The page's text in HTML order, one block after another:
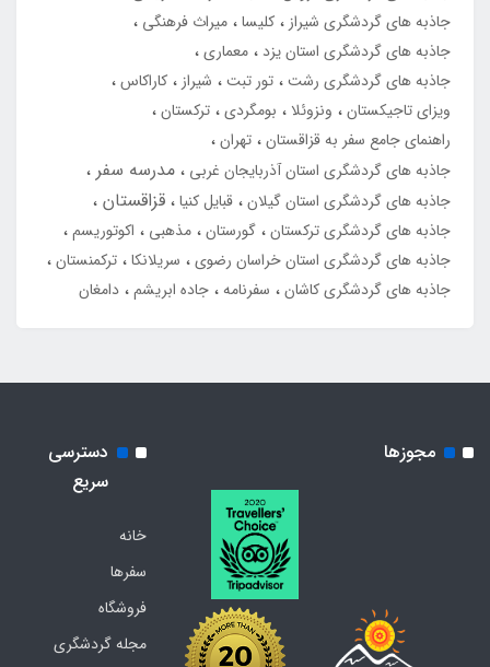
جاذبه های گردشگری شیراز
کلیسا میراث فرهنگی
جاذبه های گردشگری استان یزد
معماری
جاذبه های گردشگری رشت تور تبت شیراز
کاراکاس
ویزای تاجیکستان
ونزوئلا بومگردی ترکستان
راهنمای جامع سفر به قزاقستان تهران
جاذبه های گردشگری استان آذربایجان غربی
مدرسه سفر
جاذبه های گردشگری استان گیلان قبایل کنیا قزاقستان
جاذبه های گردشگری ترکستان گورستان مذهبی
اکوتوریسم
جاذبه های گردشگری استان خراسان رضوی
سریلانکا ترکمنستان
جاذبه های گردشگری کاشان
سفرنامه جاده ابریشم دامغان
مجوزها
دسترسی
سریع
خانه
سفرها
فروشگاه
مجله گردشگری